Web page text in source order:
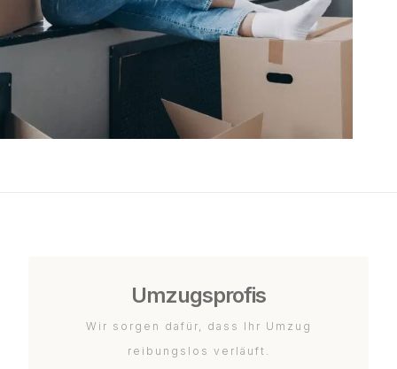
Umzugsprofis
Wir sorgen dafür, dass Ihr Umzug
reibungslos verläuft.